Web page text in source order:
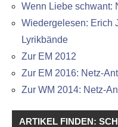
Wenn Liebe schwant:
Wiedergelesen: Erich
Lyrikbände
Zur EM 2012
Zur EM 2016: Netz-
Zur WM 2014: Netz-
ARTIKEL FINDEN: